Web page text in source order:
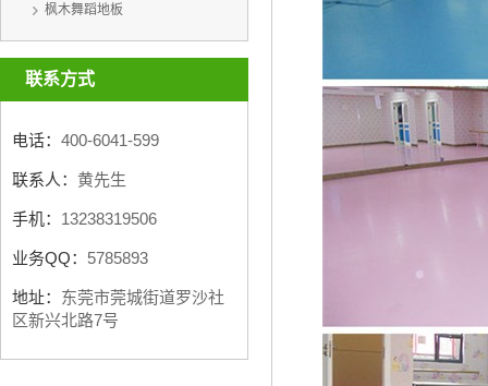
枫木舞蹈地板
联系方式
电话： 400-6041-599
联系人： 黄先生
手机： 13238319506
业务QQ： 5785893
地址： 东莞市莞城街道罗沙社
区新兴北路7号